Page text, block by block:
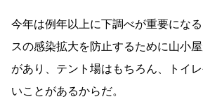
今年は例年以上に下調べが重要にな
スの感染拡大を防止するために山小
があり、テント場はもちろん、トイ
いことがあるからだ。